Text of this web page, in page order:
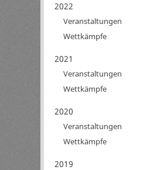
2022
Veranstaltungen
Wettkämpfe
2021
Veranstaltungen
Wettkämpfe
2020
Veranstaltungen
Wettkämpfe
2019